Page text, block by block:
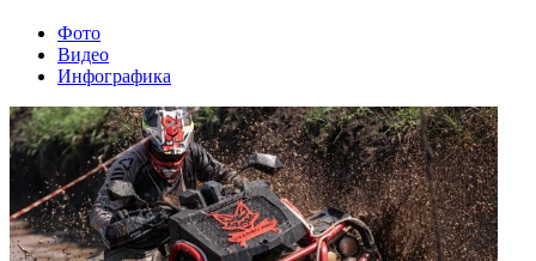
Фото
Видео
Инфографика